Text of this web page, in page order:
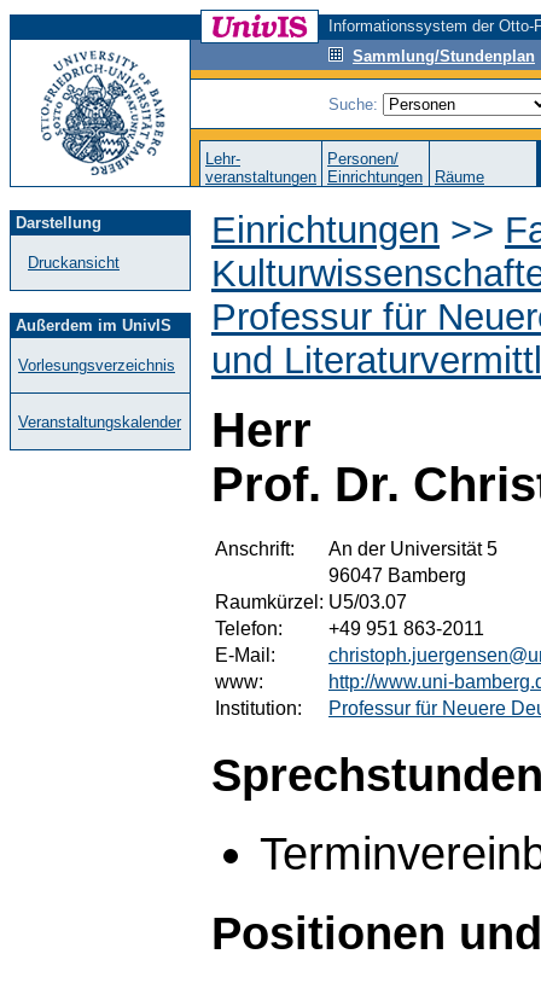
Informationssystem der
Sammlung/Stundenplan
Suche:
Lehr-
veranstaltungen
Personen/
Einrichtungen
Räume
Darstellung
Druckansicht
Außerdem im UnivIS
Vorlesungsverzeichnis
Veranstaltungskalender
Einrichtungen >>
Professur für
und
Herr
Prof. Dr.
Anschrift:
An der Universität 5
96047 Bamberg
Raumkürzel: U5/03.07
Telefon:
+49 951 863-2011
E-Mail:
www:
http://www.uni-
Institution:
Professur für Neuere
Positionen